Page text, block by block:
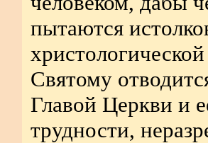
пытаются
Святому
Главой Церкви и
трудности,